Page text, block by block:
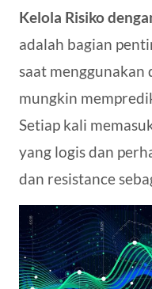
Kelola Risiko
adalah bagian
saat menggunakan
mungkin
Setiap kali
yang logis dan
dan resistance